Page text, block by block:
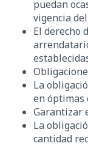
puedan
vigencia
El derecho
La
en óptimas
Garantizar
La
cantidad